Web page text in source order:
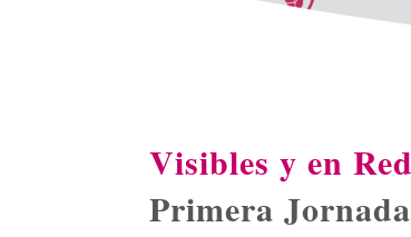
Visibles y en
Primera